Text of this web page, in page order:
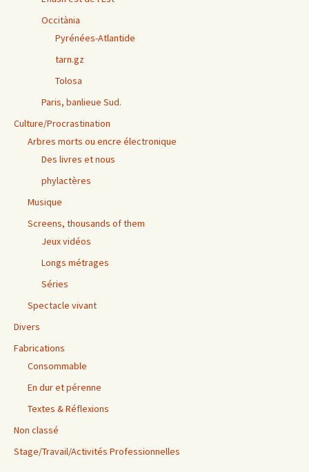
Occitània
Pyrénées-Atlantide
tarn.gz
Tolosa
Paris, banlieue Sud.
Culture/Procrastination
Arbres morts ou encre électronique
Des livres et nous
phylactères
Musique
Screens, thousands of them
Jeux vidéos
Longs métrages
Séries
Spectacle vivant
Divers
Fabrications
Consommable
En dur et pérenne
Textes & Réflexions
Non classé
Stage/Travail/Activités Professionnelles